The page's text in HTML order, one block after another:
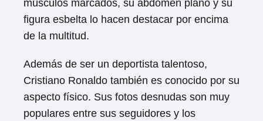
músculos marcados, su abdomen plano y su
figura esbelta lo hacen destacar por encima
de la multitud.
Además de ser un deportista talentoso,
Cristiano Ronaldo también es conocido por su
aspecto físico. Sus fotos desnudas son muy
populares entre sus seguidores y los